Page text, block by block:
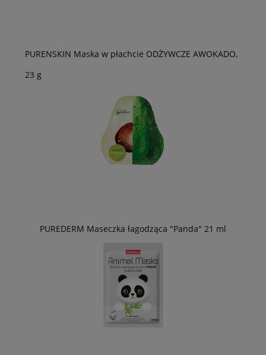
PURENSKIN Maska w płachcie ODŻYWCZE AWOKADO,
23 g
PUREDERM Maseczka łagodząca "Panda" 21 ml